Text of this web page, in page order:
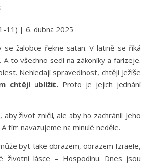
11) | 6. dubna 2025
žalobce řekne satan. V latině se říká
to všechno sedí na zákoníky a farizeje.
Nehledají spravedlnost, chtějí Ježíše
chtějí ublížit. Proto je jejich jednání
život zničil, ale aby ho zachránil. Jeho
A tím navazujeme na minulé neděle.
být také obrazem, obrazem Izraele,
lásce – Hospodinu. Dnes jsou